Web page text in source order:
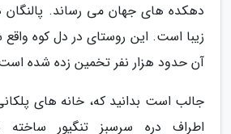
دهکده های جهان می رساند.
زیبا است. این روستای در دل کوه
آن حدود هزار نفر تخمین زده شده
جالب است بدانید که، خانه های
اطراف دره سرسبز تنگیور